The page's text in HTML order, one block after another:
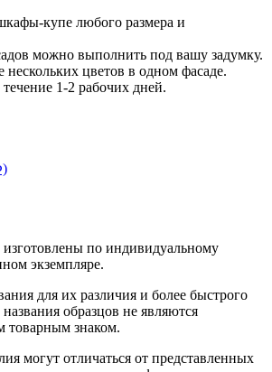
купе любого размера и
можно выполнить под вашу задумку.
цветов в одном фасаде.
1-2 рабочих дней.
по индивидуальному
экземпляре.
для их различия и более быстрого
образцов не являются
товарным знаком.
могут отличаться от представленных